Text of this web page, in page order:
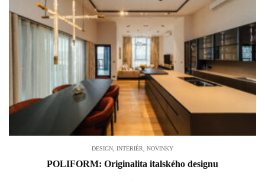
DESIGN INTERIÉR NOVINKY
POLIFORM: Originalita italského designu